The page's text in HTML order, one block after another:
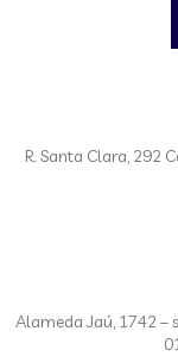
R. Santa Clara, 292
Alameda Jaú, 1742 –